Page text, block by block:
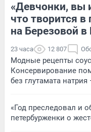
«Девчонки, вы
что творится
на Березовой в
23 часа 12 807
Модные рецепты
Консервирование
без глутамата
«Год преследовал и
петербурженки о